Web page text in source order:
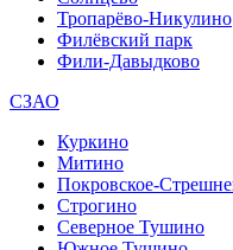
Тропарёво-Никулино
Филёвский парк
Фили-Давыдково
СЗАО
Куркино
Митино
Покровское-
Строгино
Северное Тушино